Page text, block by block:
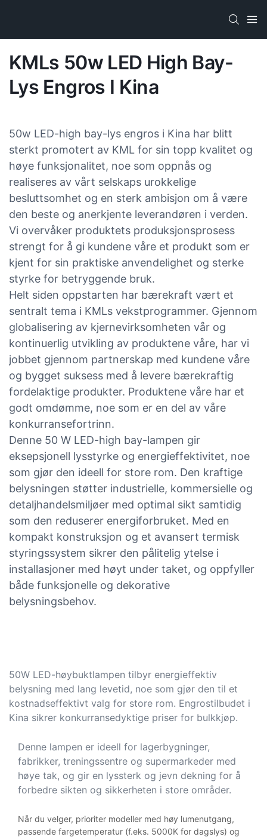
KMLs 50w LED High Bay-
Lys Engros I Kina
50w LED-high bay-lys engros i Kina har blitt
sterkt promotert av KML for sin topp kvalitet og
høye funksjonalitet, noe som oppnås og
realiseres av vårt selskaps urokkelige
besluttsomhet og en sterk ambisjon om å være
den beste og anerkjente leverandøren i verden.
Vi overvåker produktets produksjonsprosess
strengt for å gi kundene våre et produkt som er
kjent for sin praktiske anvendelighet og sterke
styrke for betryggende bruk.
Helt siden oppstarten har bærekraft vært et
sentralt tema i KMLs vekstprogrammer. Gjennom
globalisering av kjernevirksomheten vår og
kontinuerlig utvikling av produktene våre, har vi
jobbet gjennom partnerskap med kundene våre
og bygget suksess med å levere bærekraftig
fordelaktige produkter. Produktene våre har et
godt omdømme, noe som er en del av våre
konkurransefortrinn.
Denne 50 W LED-high bay-lampen gir
eksepsjonell lysstyrke og energieffektivitet, noe
som gjør den ideell for store rom. Den kraftige
belysningen støtter industrielle, kommersielle og
detaljhandelsmiljøer med optimal sikt samtidig
som den reduserer energiforbruket. Med en
kompakt konstruksjon og et avansert termisk
styringssystem sikrer den pålitelig ytelse i
installasjoner med høyt under taket, og oppfyller
både funksjonelle og dekorative
belysningsbehov.
50W LED-høybuktlampen tilbyr energieffektiv
belysning med lang levetid, noe som gjør den til et
kostnadseffektivt valg for store rom. Engrostilbudet i
Kina sikrer konkurransedyktige priser for bulkkjøp.
Denne lampen er ideell for lagerbygninger,
fabrikker, treningssentre og supermarkeder med
høye tak, og gir en lyssterk og jevn dekning for å
forbedre sikten og sikkerheten i store områder.
Når du velger, prioriter modeller med høy lumenutgang,
passende fargetemperatur (f.eks. 5000K for dagslys) og